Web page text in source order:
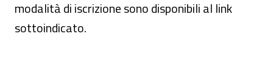
modalità di iscrizione sono disponibili al link
sottoindicato.